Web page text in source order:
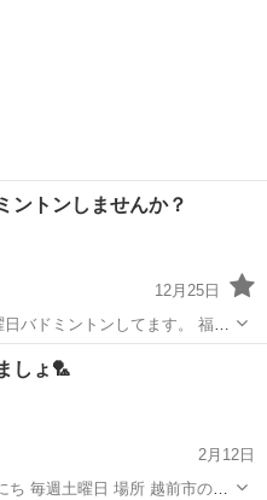
ントンしませんか？
12月25日
バドミントンしてます。 福井
から約20分） 試合にでたりし
す。 小学生から70代まで幅広
ントン
しょ🏸
2月12日